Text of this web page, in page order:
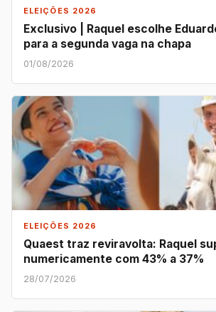
ELEIÇÕES 2026
Exclusivo | Raquel escolhe
para a segunda vaga na chapa
01/08/2026
ELEIÇÕES 2026
Quaest traz reviravolta: Raquel
numericamente com 43% a 37%
28/07/2026